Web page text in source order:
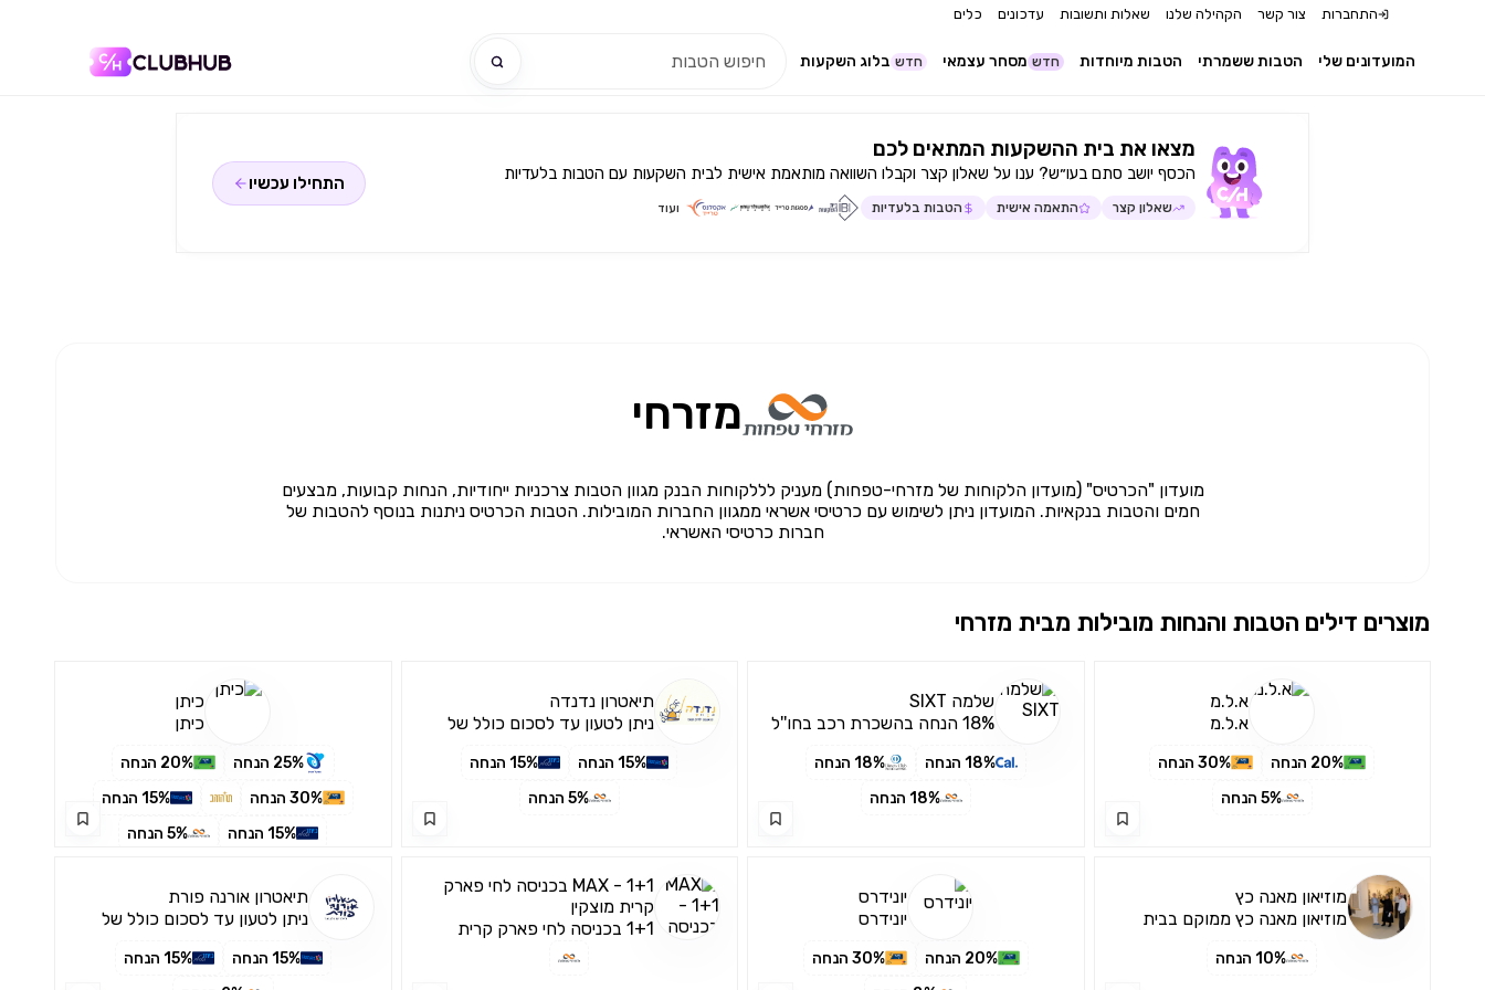
התחברות צור קשר הקהילה שלנו שאלות ותשובות עדכונים כלים
בלוג השקעות חדש מסחר עצמאי חדש הטבות מיוחדות הטבות ששמרתי המועדונים שלי
מצאו את בית ההשקעות המתאים לכם
הכסף יושב סתם בעו״ש? ענו על שאלון קצר וקבלו השוואה מותאמת אישית לבית השקעות עם הטבות בלעדיות
שאלון קצר התאמה אישית הטבות בלעדיות ועוד
התחילו עכשיו
מזרחי
מועדון "הכרטיס" (מועדון הלקוחות של מזרחי-טפחות) מעניק לללקוחות הבנק מגוון הטבות צרכניות ייחודיות, הנחות קבועות, מבצעים
חמים והטבות בנקאיות. המועדון ניתן לשימוש עם כרטיסי אשראי​ ​ממגוון החברות המובילות. הטבות הכרטיס ניתנות בנוסף להטבות של
חברות כרטיסי האשראי.
מוצרים דילים הטבות והנחות מובילות מבית מזרחי
א.ל.מ
א.ל.מ
20% הנחה
30% הנחה
5% הנחה
שלמה SIXT
18% הנחה בהשכרת רכב בחו''ל
18% הנחה
18% הנחה
18% הנחה
תיאטרון נדנדה
ניתן לטעון עד לסכום כולל של
15% הנחה
15% הנחה
5% הנחה
כיתן
כיתן
25% הנחה
20% הנחה
30% הנחה
15% הנחה
15% הנחה
5% הנחה
מוזיאון מאנה כץ
מוזיאון מאנה כץ ממוקם בבית
10% הנחה
יונידרס
יונידרס
20% הנחה
30% הנחה
MAX - 1+1 בכניסה לחי פארק
קרית מוצקין
1+1 בכניסה לחי פארק קרית
תיאטרון אורנה פורת
ניתן לטעון עד לסכום כולל של
15% הנחה
15% הנחה